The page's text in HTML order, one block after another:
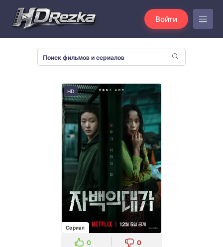
Войти
HD
Сериал
0 0